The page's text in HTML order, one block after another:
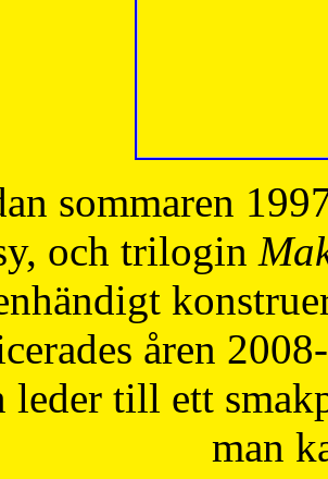
sommaren
och trilogin
åren
leder till ett
man